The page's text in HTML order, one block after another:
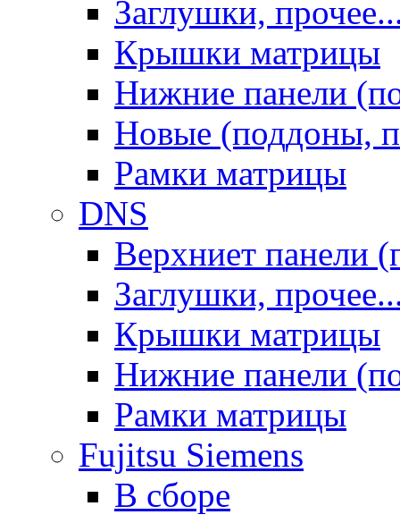
Заглушки,
Крышки матрицы
Нижние панели
Новые (поддоны,
Рамки матрицы
DNS
Верхниет панели
Заглушки,
Крышки матрицы
Нижние панели
Рамки матрицы
Fujitsu Siemens
В сборе